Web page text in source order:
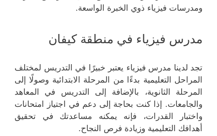
ومدرسات فيزياء ذوي الخبرة الواسعة.
مدرس فيزياء في منطقة كيفان
تجد لدينا مدرس فيزياء يعتبر خبيرًا في التدريس لمختلف
المراحل التعليمية بدءًا من المرحلة الابتدائية وصولًا إلى
المرحلة الثانوية، بالإضافة إلى التدريس في المعاهد
والجامعات. إذا كنت بحاجة إلى دعم في اجتياز امتحانات
واختبار القدرات، فإنه يمكنه مساعدتك في تحقيق
أهدافك التعليمية وزيادة فرص النجاح.